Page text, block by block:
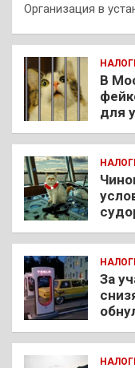
Организация в
В
для
За